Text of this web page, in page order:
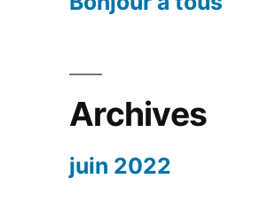
Archives
juin 2022